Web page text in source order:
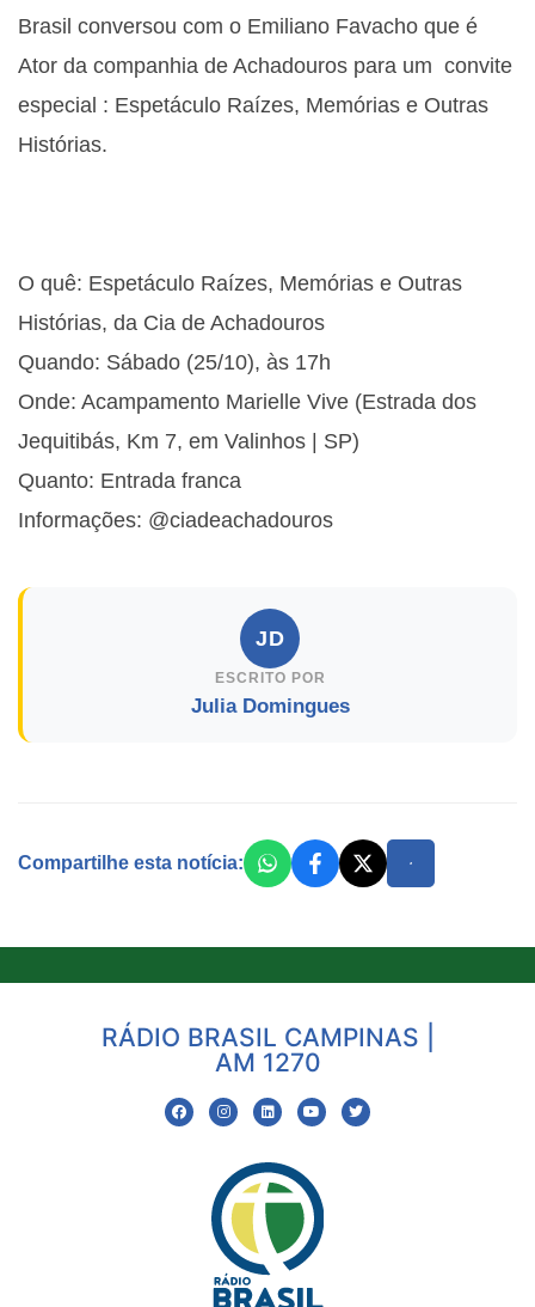
Brasil conversou com o Emiliano Favacho que é
Ator da companhia de Achadouros para um convite
especial : Espetáculo Raízes, Memórias e Outras
Histórias.
O quê: Espetáculo Raízes, Memórias e Outras
Histórias, da Cia de Achadouros
Quando: Sábado (25/10), às 17h
Onde: Acampamento Marielle Vive (Estrada dos
Jequitibás, Km 7, em Valinhos | SP)
Quanto: Entrada franca
Informações: @ciadeachadouros
JD
ESCRITO POR
Julia Domingues
Compartilhe esta notícia:
RÁDIO BRASIL CAMPINAS |
AM 1270